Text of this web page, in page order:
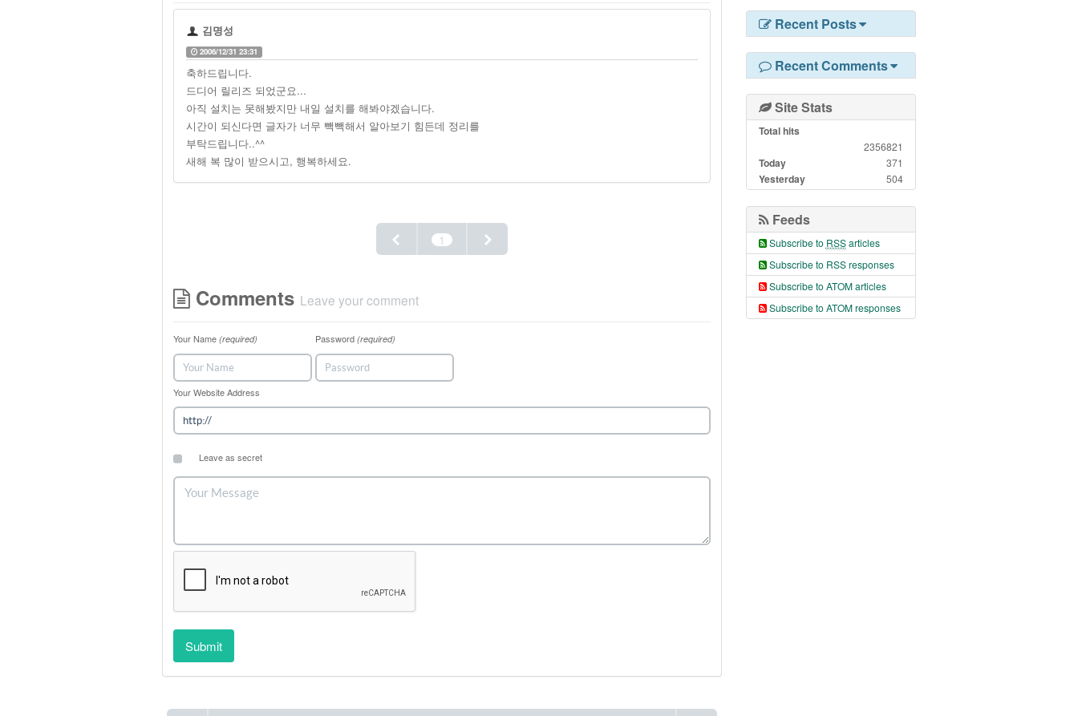
김명성
2006/12/31 23:31
축하드립니다.
드디어 릴리즈 되었군요...
아직 설치는 못해봤지만 내일 설치를 해봐야겠습니다.
시간이 되신다면 글자가 너무 빽빽해서 알아보기 힘든데 정리를
부탁드립니다..^^
새해 복 많이 받으시고, 행복하세요.
1
Comments Leave your comment
Your Name (required) Password (required)
Your Website Address
Leave as secret
Submit
Recent Posts
Recent Comments
Site Stats
Total hits
2356821
Today 371
Yesterday 504
Feeds
Subscribe to RSSarticles
Subscribe to RSS responses
Subscribe to ATOM articles
Subscribe to ATOM responses